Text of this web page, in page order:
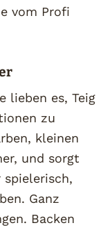
vom Profi
lieben es, Teig
zu
kleinen
und sorgt
Ganz
Backen